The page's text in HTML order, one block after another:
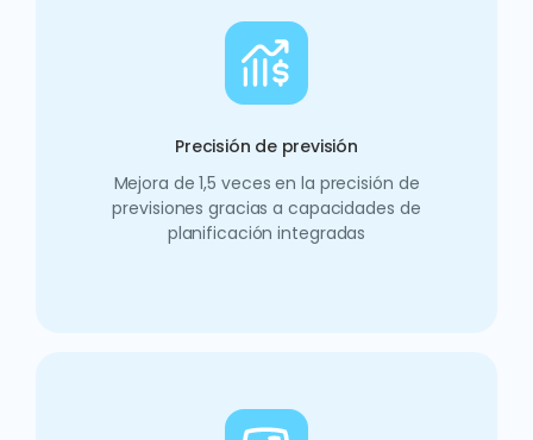
Precisión de previsión
Mejora de 1,5 veces en la precisión de
previsiones gracias a capacidades de
planificación integradas